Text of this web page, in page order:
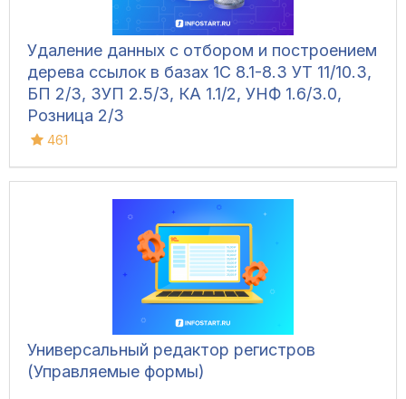
Удаление данных с отбором и построением
дерева ссылок в базах 1С 8.1-8.3 УТ 11/10.3,
БП 2/3, ЗУП 2.5/3, КА 1.1/2, УНФ 1.6/3.0,
Розница 2/3
461
Универсальный редактор регистров
(Управляемые формы)